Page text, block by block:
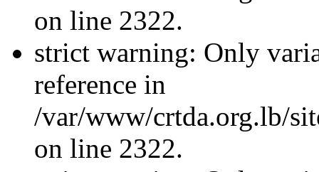
on line 2322.
strict warning: Only
reference in
/var/www/crtda.org.lb/
on line 2322.